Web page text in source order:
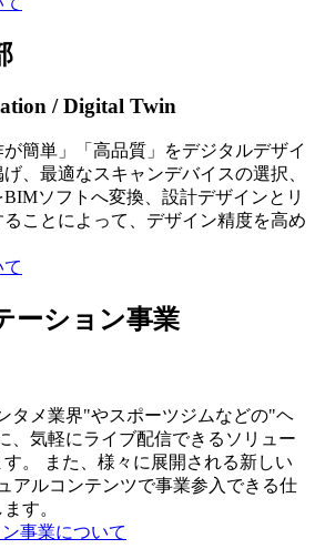
/ Digital Twin
が簡単」「高品質」をデジタルデザイ
、最適なスキャンデバイスの選択、
ソフトへ変換、設計デザインとリ
ことによって、デザイン精度を高め
ーション事業
タメ業界"やスポーツジムなどの"ヘ
、気軽にライブ配信できるソリュー
。 また、様々に展開される新しい
アルコンテンツで事業参入できる仕
す。
事業について